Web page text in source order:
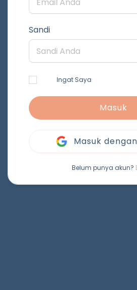
Sandi
Ingat Saya
Masuk
Masuk
Belum punya akun?